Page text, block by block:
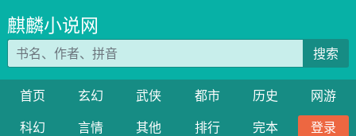
麒麟小说网
搜索
首页 玄幻 武侠 都市 历史
网游
科幻
言情 其他 排行 完本 登录